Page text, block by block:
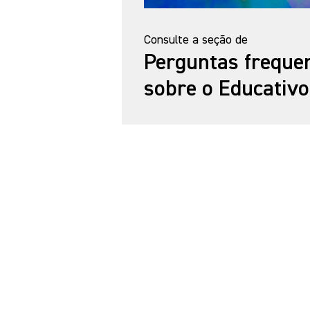
Consulte a seção de
Perguntas
sobre o Educativo